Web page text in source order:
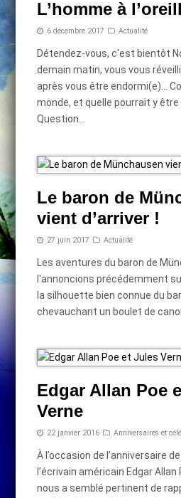
L’homme à
6 décembre 2017 Actualité
Détendez-vous, c'est bientôt
demain matin, vous vous
après vous être endormi(e)...
monde, et quelle pourrait y être
Question…
Le baron de
vient d’arriver !
27 juin 2017 Actualité
Les aventures du baron de
l'annoncions précédemment
la silhouette bien connue du
chevauchant un boulet de
Edgar Allan Poe
Verne
22 janvier 2016 Anniversaires et
À l’occasion de l’anniversaire
l’écrivain américain Edgar Allan
nous a semblé pertinent de